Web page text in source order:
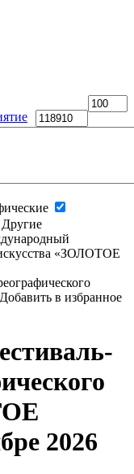
Другие
искусства «ЗОЛОТОЕ
2026